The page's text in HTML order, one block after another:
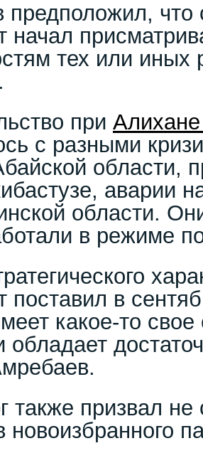
что
начал
тех или иных
при
с разными
области,
аварии
области.
в режиме
поставил в
какое-то свое
обладает
также призвал не
новоизбранного